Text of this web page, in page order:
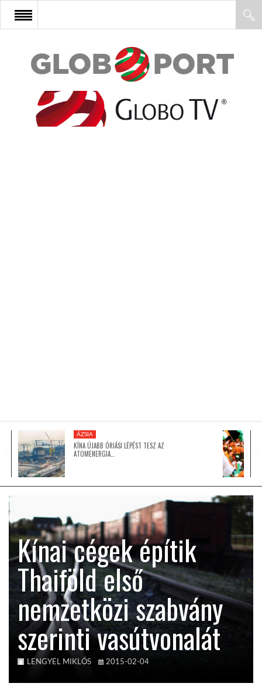
FŐOLDAL
AFRIKA
GLOBOTV BP
TROPICALMAGAZIN
GLOBOTV
AFRIKA TUDÁSTÁR
A NAP SZÉPE
ÁZSIA
KÍNA ÚJABB ÓRIÁSI LÉPÉST TESZ AZ
ATOMENERGIA…
Kínai cégek építik
Thaiföld első
nemzetközi szabvány
szerinti vasútvonalát
LENGYEL MIKLÓS 2015-02-04